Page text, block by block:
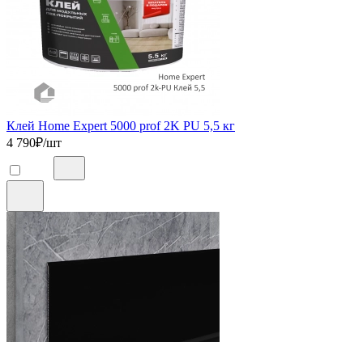
Клей Home Expert 5000 prof 2K PU 5,5 кг
4 790₽/шт